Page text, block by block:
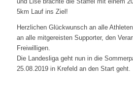
5km Lauf ins Ziel!
Herzlichen Glückwunsch an alle
an alle mitgereisten Supporter, den
Freiwilligen.
Die Landesliga geht nun in die
25.08.2019 in Krefeld an den Start geht.